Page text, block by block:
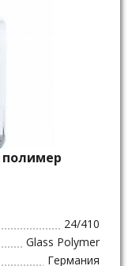
полимер
24/410
Glass Polymer
Германия